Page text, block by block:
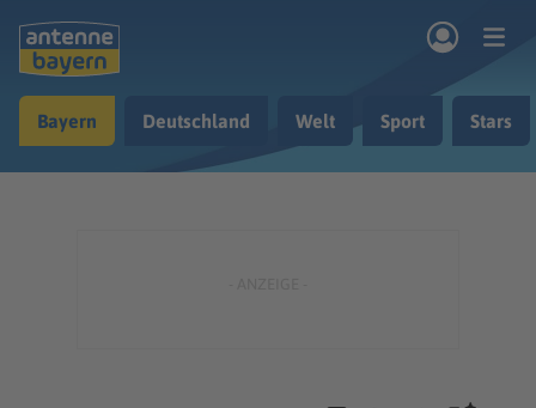
Musik & Radio
Bayern Deutschland Welt Sport Stars